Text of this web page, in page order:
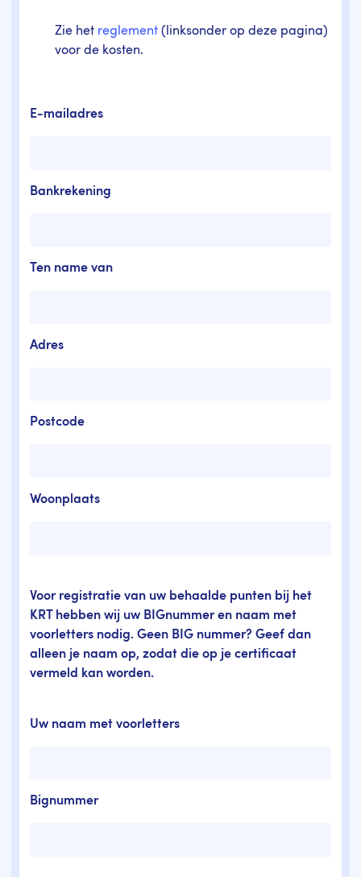
Zie het reglement (linksonder op deze pagina)
voor de kosten.
E-mailadres
Bankrekening
Ten name van
Adres
Postcode
Woonplaats
Voor registratie van uw behaalde punten bij het
KRT hebben wij uw BIGnummer en naam met
voorletters nodig. Geen BIG nummer? Geef dan
alleen je naam op, zodat die op je certificaat
vermeld kan worden.
Uw naam met voorletters
Bignummer